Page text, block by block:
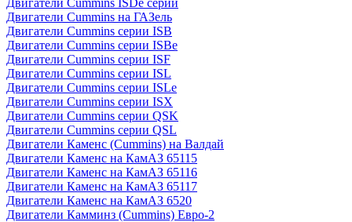
Двигатели Cummins ISDe серии
Двигатели Cummins на ГАЗель
Двигатели Cummins серии ISB
Двигатели Cummins серии ISBe
Двигатели Cummins серии ISF
Двигатели Cummins серии ISL
Двигатели Cummins серии ISLe
Двигатели Cummins серии ISX
Двигатели Cummins серии QSK
Двигатели Cummins серии QSL
Двигатели Каменс (Cummins) на Валдай
Двигатели Каменс на КамАЗ 65115
Двигатели Каменс на КамАЗ 65116
Двигатели Каменс на КамАЗ 65117
Двигатели Каменс на КамАЗ 6520
Двигатели Камминз (Cummins) Евро-2